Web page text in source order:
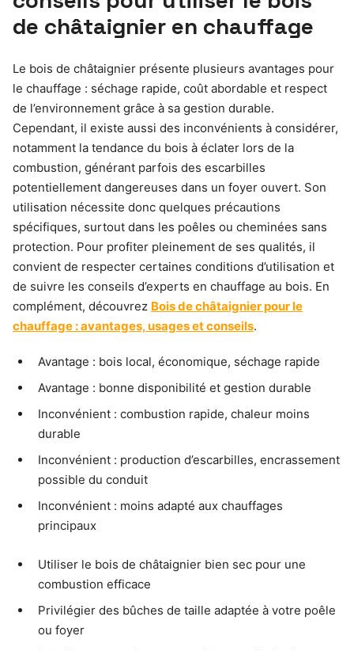
de châtaignier en chauffage
Le bois de châtaignier présente plusieurs avantages pour
le chauffage : séchage rapide, coût abordable et respect
de l’environnement grâce à sa gestion durable.
Cependant, il existe aussi des inconvénients à considérer,
notamment la tendance du bois à éclater lors de la
combustion, générant parfois des escarbilles
potentiellement dangereuses dans un foyer ouvert. Son
utilisation nécessite donc quelques précautions
spécifiques, surtout dans les poêles ou cheminées sans
protection. Pour profiter pleinement de ses qualités, il
convient de respecter certaines conditions d’utilisation et
de suivre les conseils d’experts en chauffage au bois. En
complément, découvrez Bois de châtaignier pour le
chauffage : avantages, usages et conseils.
Avantage : bois local, économique, séchage rapide
Avantage : bonne disponibilité et gestion durable
Inconvénient : combustion rapide, chaleur moins
durable
Inconvénient : production d’escarbilles, encrassement
possible du conduit
Inconvénient : moins adapté aux chauffages
principaux
Utiliser le bois de châtaignier bien sec pour une
combustion efficace
Privilégier des bûches de taille adaptée à votre poêle
ou foyer